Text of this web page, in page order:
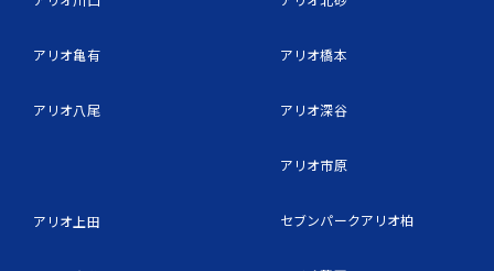
アリオ亀有
アリオ八尾
アリオ上田
アリオ橋本
アリオ深谷
アリオ市原
セブンパークアリオ柏